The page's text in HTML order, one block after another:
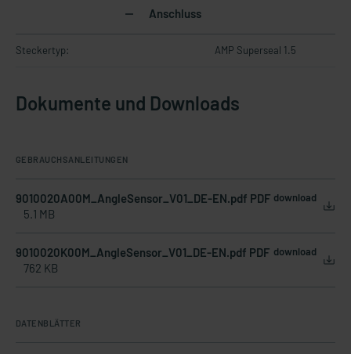
Anschluss
Steckertyp: AMP Superseal 1.5
Dokumente und Downloads
GEBRAUCHSANLEITUNGEN
9010020A00M_AngleSensor_V01_DE-EN.pdf PDF
5.1 MB
download
9010020K00M_AngleSensor_V01_DE-EN.pdf PDF
762 KB
download
DATENBLÄTTER